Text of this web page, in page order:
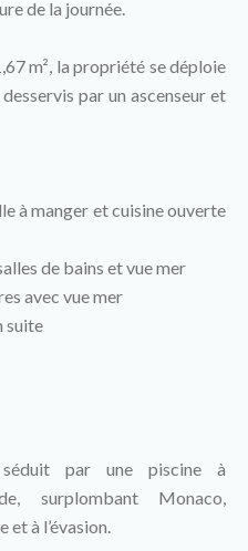
de la journée.
m², la propriété se déploie
par un ascenseur et
à manger et cuisine ouverte
de bains et vue mer
avec vue mer
suite
par une piscine à
surplombant Monaco,
à l’évasion.